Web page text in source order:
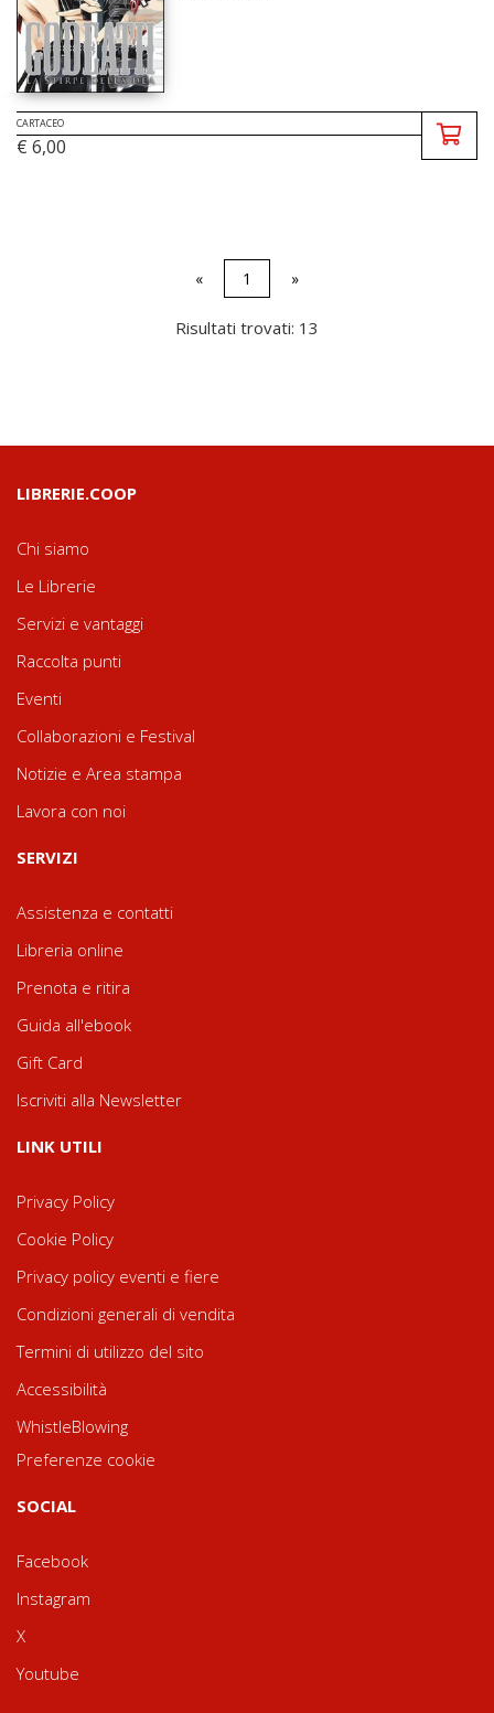
CARTACEO
€ 6,00
« 1 »
Risultati trovati: 13
LIBRERIE.COOP
Chi siamo
Le Librerie
Servizi e vantaggi
Raccolta punti
Eventi
Collaborazioni e Festival
Notizie e Area stampa
Lavora con noi
SERVIZI
Assistenza e contatti
Libreria online
Prenota e ritira
Guida all'ebook
Gift Card
Iscriviti alla Newsletter
LINK UTILI
Privacy Policy
Cookie Policy
Privacy policy eventi e fiere
Condizioni generali di vendita
Termini di utilizzo del sito
Accessibilità
WhistleBlowing
Preferenze cookie
SOCIAL
Facebook
Instagram
X
Youtube